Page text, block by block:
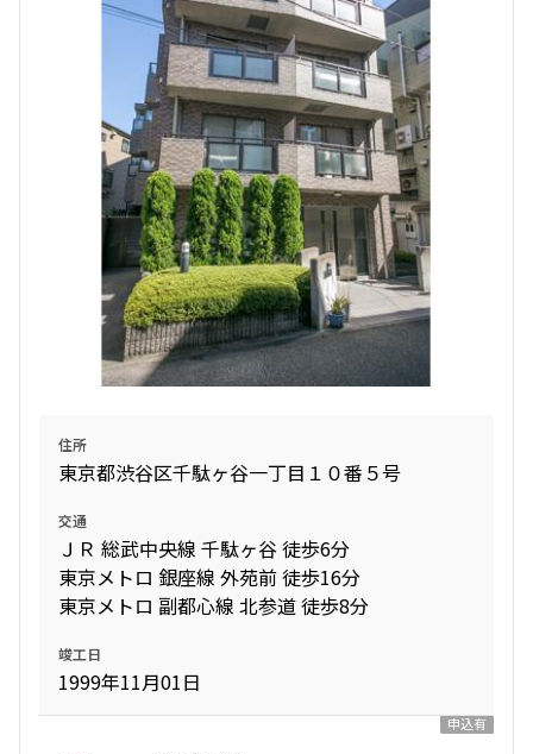
住所
東京都渋谷区千駄ヶ谷一丁目１０番５号
交通
ＪＲ 総武中央線 千駄ヶ谷 徒歩6分
東京メトロ 銀座線 外苑前 徒歩16分
東京メトロ 副都心線 北参道 徒歩8分
竣工日
1999年11月01日
申込有